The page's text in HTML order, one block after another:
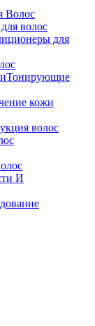
Волос
волос
для
Тонирующие
кожи
волос
И